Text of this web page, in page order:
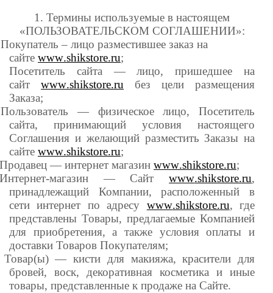
1. Термины используемые в настоящем
«ПОЛЬЗОВАТЕЛЬСКОМ СОГЛАШЕНИИ»:
Покупатель – лицо разместившее заказ на
сайте www.shikstore.ru;
Посетитель сайта — лицо, пришедшее на
сайтwww.shikstore.ru без цели размещения
Заказа;
Пользователь — физическое лицо, Посетитель
сайта, принимающий условия настоящего
Соглашения и желающий разместить Заказы на
сайте www.shikstore.ru;
Продавец — интернет магазин www.shikstore.ru;
Интернет-магазин — Сайтwww.shikstore.ru,
принадлежащий Компании, расположенный в
сети интернет по адресу www.shikstore.ru, где
представлены Товары, предлагаемые Компанией
для приобретения, а также условия оплаты и
доставки Товаров Покупателям;
Товар(ы) — кисти для макияжа, красители для
бровей, воск, декоративная косметика и иные
товары, представленные к продаже на Сайте.